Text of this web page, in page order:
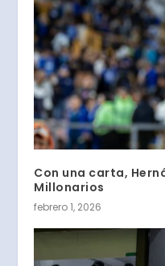
Con una carta,
Millonarios
febrero 1, 2026